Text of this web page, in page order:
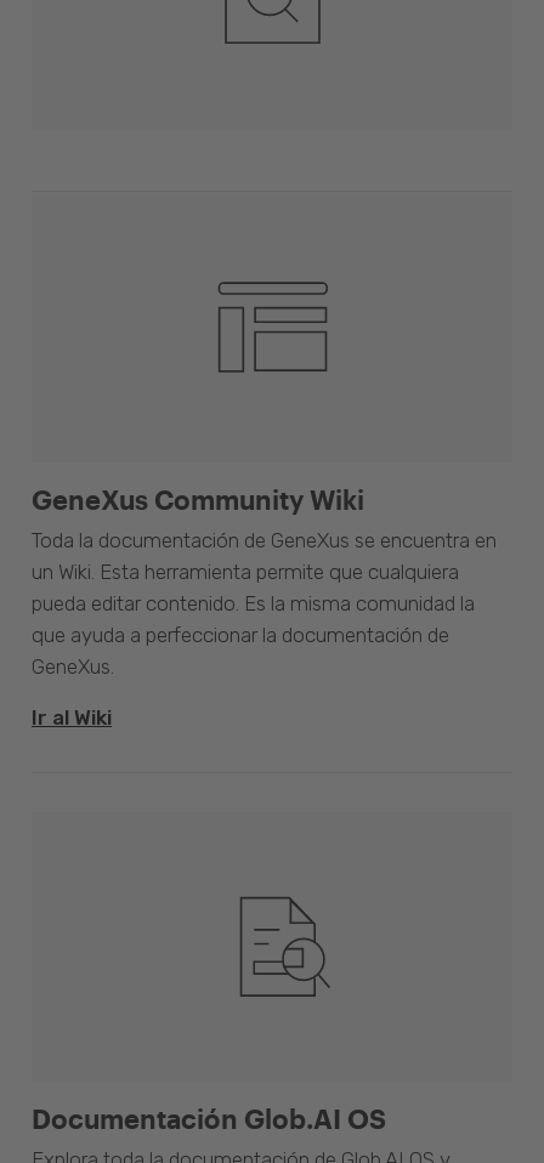
GeneXus Community Wiki
Toda la documentación de GeneXus se encuentra en
un Wiki. Esta herramienta permite que cualquiera
pueda editar contenido. Es la misma comunidad la
que ayuda a perfeccionar la documentación de
GeneXus.
Ir al Wiki
Documentación Glob.AI OS